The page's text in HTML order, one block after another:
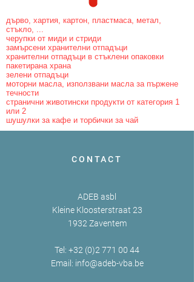
дърво, хартия, картон, пластмаса, метал,
стъкло, ...
черупки от миди и стриди
замърсени хранителни отпадъци
хранителни отпадъци в стъклени опаковки
пакетирана храна
зелени отпадъци
моторни масла, използвани масла за пържене
течности
странични животински продукти от категория 1
или 2
шушулки за кафе и торбички за чай
CONTACT
ADEB asbl
Kleine Kloosterstraat 23
1932 Zaventem
Tel: +32 (0)2 771 00 44
Email: info@adeb-vba.be